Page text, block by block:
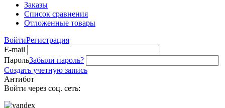
Заказы
Список сравнения
Отложенные товары
ВойтиРегистрация
E-mail
ПарольЗабыли пароль?
Создать учетную запись
Антибот
Войти через соц. сеть: